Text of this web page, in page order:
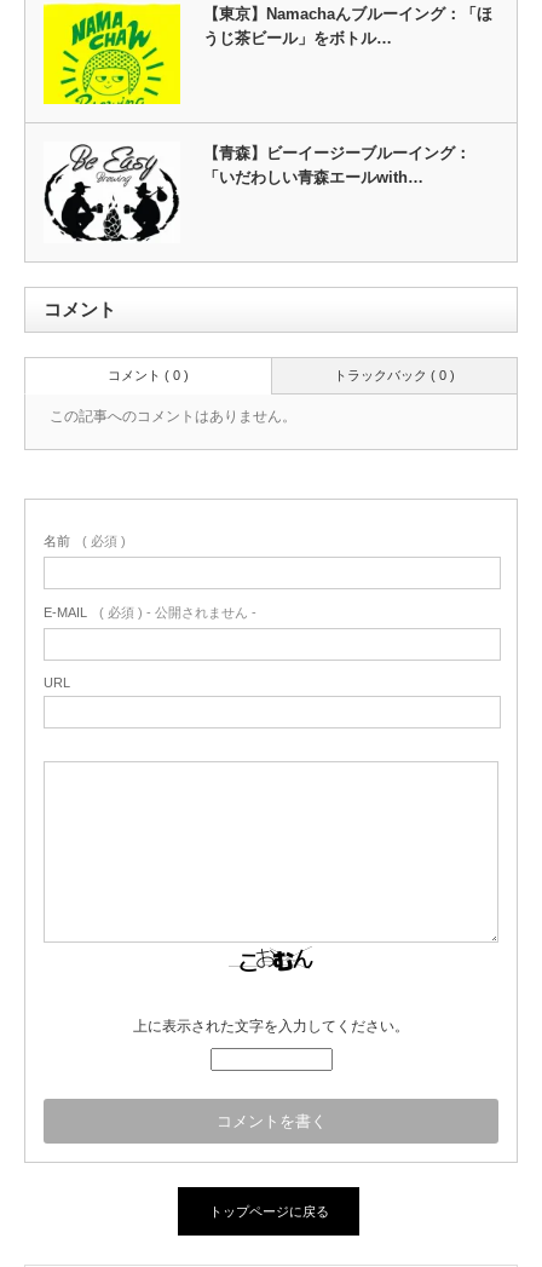
【東京】Namachaんブルーイング：「ほ
うじ茶ビール」をボトル…
【青森】ビーイージーブルーイング：
「いだわしい青森エールwith…
コメント
トラックバック ( 0 )
コメント ( 0 )
この記事へのコメントはありません。
名前 ( 必須 )
E-MAIL ( 必須 ) - 公開されません -
URL
上に表示された文字を入力してください。
トップページに戻る